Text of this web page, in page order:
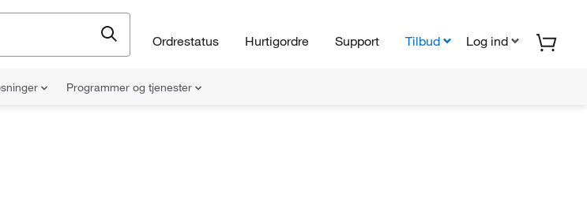
Ordrestatus Hurtigordre Support Tilbud Log ind
Programmer og tjenester